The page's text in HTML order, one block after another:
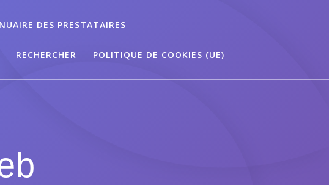
DES PRESTATAIRES
RECHERCHER POLITIQUE DE COOKIES (UE)